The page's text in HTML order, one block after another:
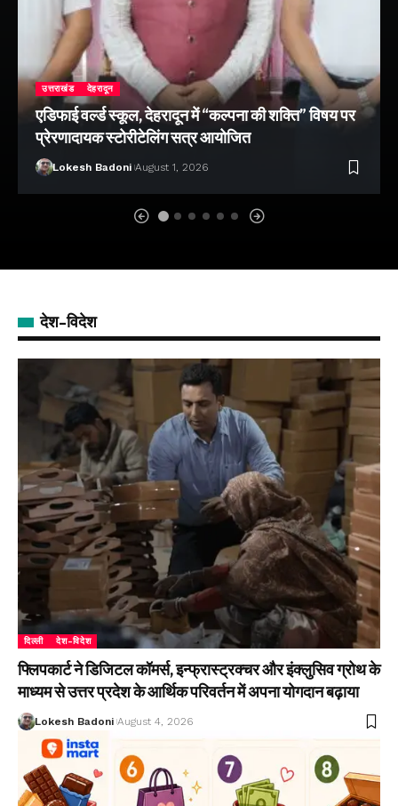
उत्तराखंड देहरादून
एडिफाई वर्ल्ड स्कूल, देहरादून में “कल्पना की शक्ति” विषय पर
प्रेरणादायक स्टोरीटेलिंग सत्र आयोजित
Lokesh Badoni August 1, 2026
देश-विदेश
दिल्ली देश-विदेश
फ्लिपकार्ट ने डिजिटल कॉमर्स, इन्फ्रास्ट्रक्चर और इंक्लुसिव ग्रोथ के
माध्यम से उत्तर प्रदेश के आर्थिक परिवर्तन में अपना योगदान बढ़ाया
Lokesh Badoni August 4, 2026